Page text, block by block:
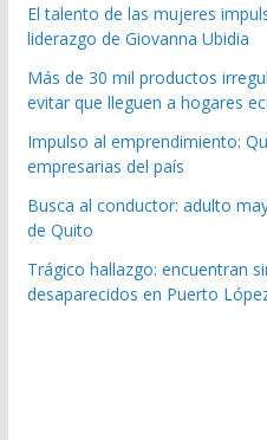
El talento de las mujeres
liderazgo de Giovanna Ubidia
Más de 30 mil productos
evitar que lleguen a hogares
Impulso al emprendimiento:
empresarias del país
Busca al conductor: adulto
de Quito
Trágico hallazgo: encuentran
desaparecidos en Puerto